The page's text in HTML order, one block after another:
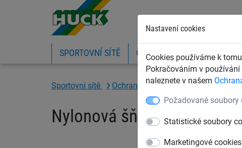
Nastavení cookies
Cookies používáme k
Pokračováním v
naleznete v našem
Požadované soubory
Statistické soubory
Marketingové cookies
SPORTOVNÍ SÍTĚ OCHRANNÉ SÍTĚ A PLACHTY
Sportovní sítě Ochranné sítě na míče Lana k
Nylonová šňůra 12 mm